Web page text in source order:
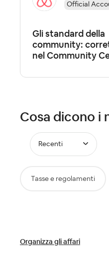
Official
Gli standard della
community:
nel Community
Cosa dicono i
Recenti
Tasse e regolamenti
Organizza gli affari